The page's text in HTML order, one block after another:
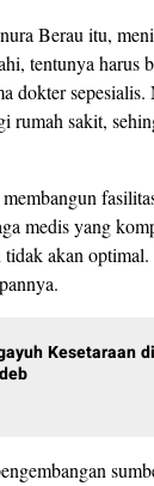
Berau itu,
tentunya harus
dokter
rumah sakit,
medis yang
tidak akan
Kesetaraan